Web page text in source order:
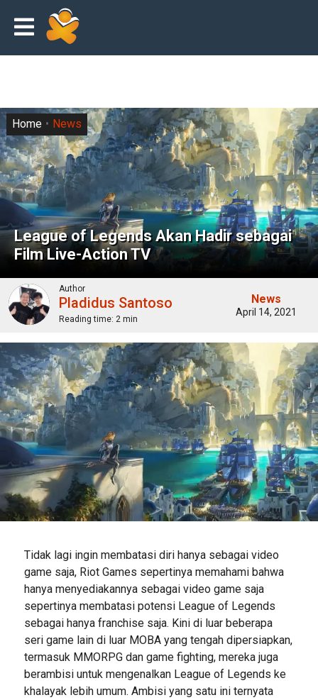
League of Legends Akan Hadir sebagai
Film Live-Action TV
Home News
Author
Pladidus Santoso
Reading time: 2 min
News
April 14, 2021
Tidak lagi ingin membatasi diri hanya sebagai video
game saja, Riot Games sepertinya memahami bahwa
hanya menyediakannya sebagai video game saja
sepertinya membatasi potensi League of Legends
sebagai hanya franchise saja. Kini di luar beberapa
seri game lain di luar MOBA yang tengah dipersiapkan,
termasuk MMORPG dan game fighting, mereka juga
berambisi untuk mengenalkan League of Legends ke
khalayak lebih umum. Ambisi yang satu ini ternyata